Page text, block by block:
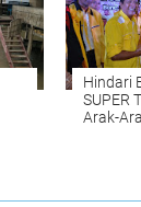
Hindari
SUPER
Arak-